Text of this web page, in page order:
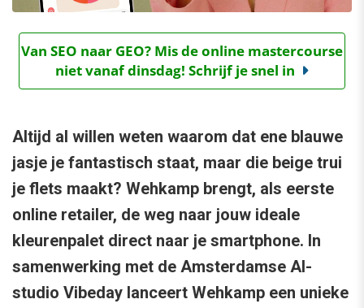
Van SEO naar GEO? Mis de online mastercourse
niet vanaf dinsdag! Schrijf je snel in
Altijd al willen weten waarom dat ene blauwe
jasje je fantastisch staat, maar die beige trui
je flets maakt? Wehkamp brengt, als eerste
online retailer, de weg naar jouw ideale
kleurenpalet direct naar je smartphone. In
samenwerking met de Amsterdamse AI-
studio Vibeday lanceert Wehkamp een unieke